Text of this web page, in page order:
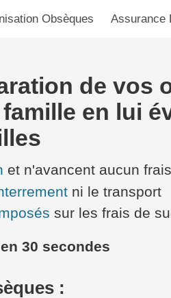
Obsèques Assurance
de vos
en lui
et n'avancent aucun frais
ni le transport
sur les frais de
30 secondes
: